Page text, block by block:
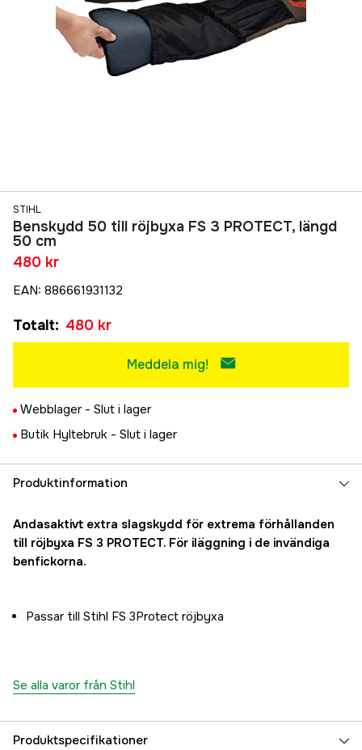
STIHL
Benskydd 50 till röjbyxa FS 3 PROTECT, längd
50 cm
480 kr
EAN: 886661931132
Totalt: 480 kr
Meddela mig!
Webblager - Slut i lager
Butik Hyltebruk - Slut i lager
Produktinformation
Andasaktivt extra slagskydd för extrema förhållanden
till röjbyxa FS 3 PROTECT. För iläggning i de invändiga
benfickorna.
Passar till Stihl FS 3Protect röjbyxa
Se alla varor från Stihl
Produktspecifikationer